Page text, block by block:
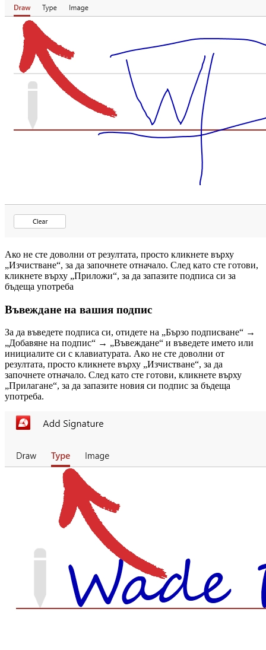
Ако не сте доволни от резултата, просто кликнете върху
„Изчистване“, за да започнете отначало. След като сте готови,
кликнете върху „Приложи“, за да запазите подписа си за
бъдеща употреба
Въвеждане на вашия подпис
За да въведете подписа си, отидете на „Бързо подписване“ →
„Добавяне на подпис“ → „Въвеждане“ и въведете името или
инициалите си с клавиатурата. Ако не сте доволни от
резултата, просто кликнете върху „Изчистване“, за да
започнете отначало. След като сте готови, кликнете върху
„Прилагане“, за да запазите новия си подпис за бъдеща
употреба.